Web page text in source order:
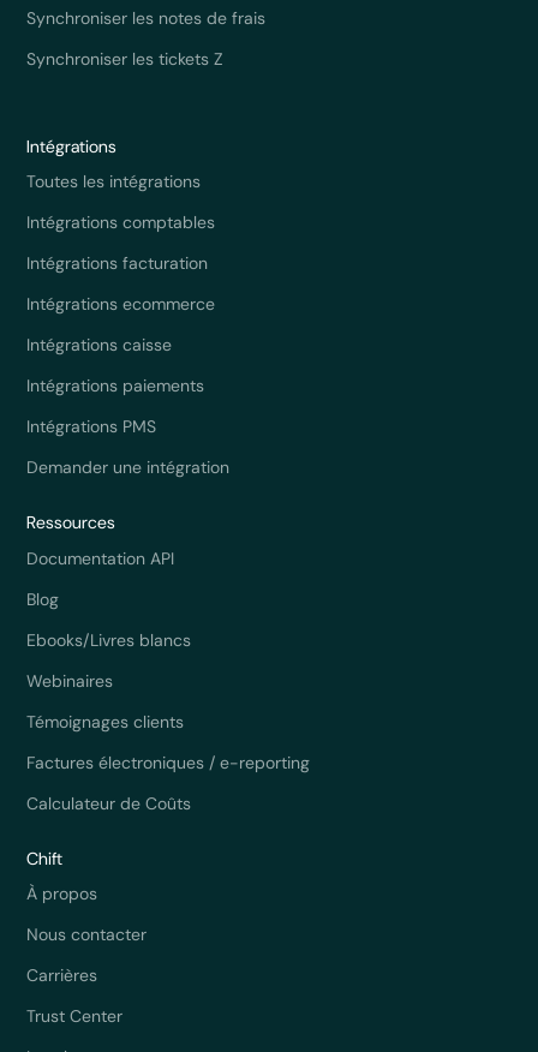
Synchroniser les notes de frais
Synchroniser les tickets Z
Intégrations
Toutes les intégrations
Intégrations comptables
Intégrations facturation
Intégrations ecommerce
Intégrations caisse
Intégrations paiements
Intégrations PMS
Demander une intégration
Ressources
Documentation API
Blog
Ebooks/Livres blancs
Webinaires
Témoignages clients
Factures électroniques / e-reporting
Calculateur de Coûts
Chift
À propos
Nous contacter
Carrières
Trust Center